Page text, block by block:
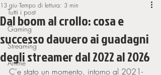
Tutti i post
Gaming
Streaming
Anime
Dal boom al crollo: cosa e
successo davvero ai guadagni
degli streamer dal 2022 al 2026
13 giu Tempo di lettura: 3 min
C'e stato un momento, intorno al 2021-